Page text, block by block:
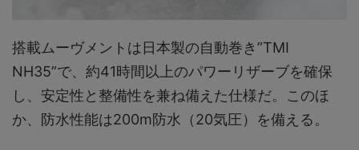
搭載ムーヴメントは日本製の自動巻き”TMI
NH35”で、約41時間以上のパワーリザーブを確保
し、安定性と整備性を兼ね備えた仕様だ。このほ
か、防水性能は200m防水（20気圧）を備える。